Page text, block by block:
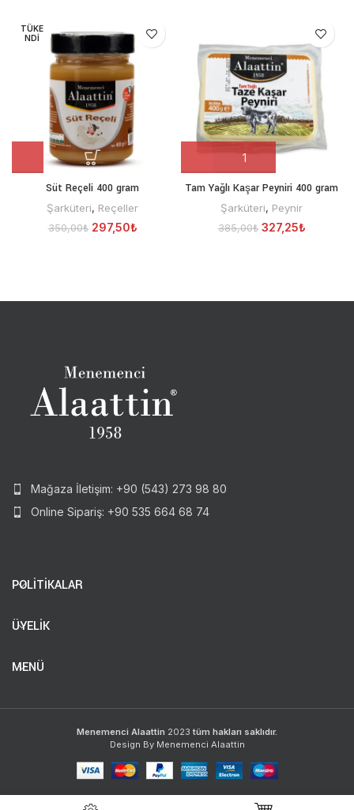
TÜKE
NDI
Süt Reçeli 400 gram
Şarküteri, Reçeller
350,00₺ 297,50₺
Tam Yağlı Kaşar Peyniri 400 gram
Şarküteri, Peynir
385,00₺ 327,25₺
Mağaza İletişim: +90 (543) 273 98 80
Online Sipariş: +90 535 664 68 74
POLİTİKALAR
ÜYELİK
MENÜ
Menemenci Alaattin 2023tüm hakları saklıdır.
Design By Menemenci Alaattin